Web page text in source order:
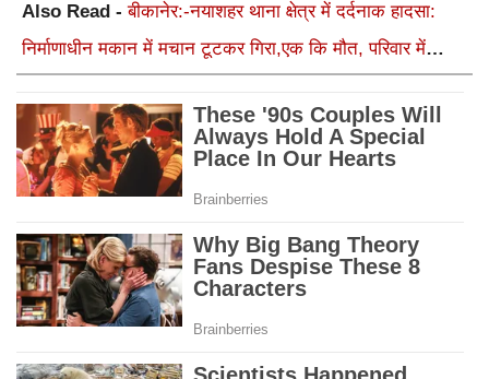
Also Read -बीकानेर:-नयाशहर थाना क्षेत्र में दर्दनाक हादसा:
निर्माणाधीन मकान में मचान टूटकर गिरा,एक कि मौत, परिवार में